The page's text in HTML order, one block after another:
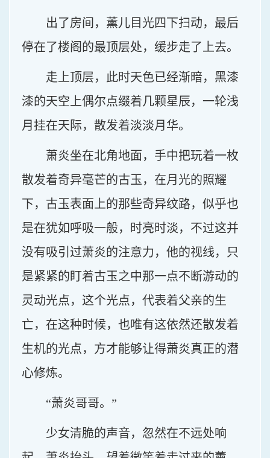
出了房间，薰儿目光四下扫动，最后
停在了楼阁的最顶层处，缓步走了上去。
走上顶层，此时天色已经渐暗，黑漆
漆的天空上偶尔点缀着几颗星辰，一轮浅
月挂在天际，散发着淡淡月华。
萧炎坐在北角地面，手中把玩着一枚
散发着奇异毫芒的古玉，在月光的照耀
下，古玉表面上的那些奇异纹路，似乎也
是在犹如呼吸一般，时亮时淡，不过这并
没有吸引过萧炎的注意力，他的视线，只
是紧紧的盯着古玉之中那一点不断游动的
灵动光点，这个光点，代表着父亲的生
亡，在这种时候，也唯有这依然还散发着
生机的光点，方才能够让得萧炎真正的潜
心修炼。
“萧炎哥哥。”
少女清脆的声音，忽然在不远处响